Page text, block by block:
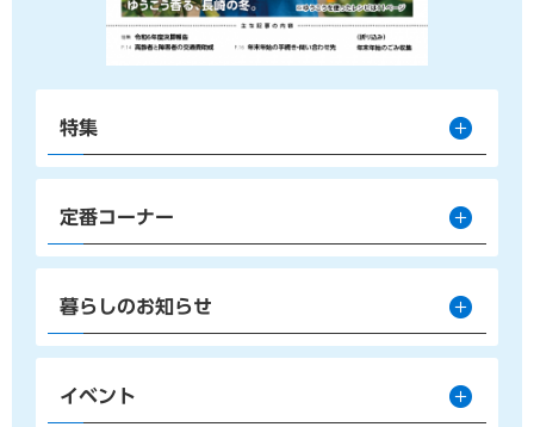
特集
定番コーナー
暮らしのお知らせ
イベント